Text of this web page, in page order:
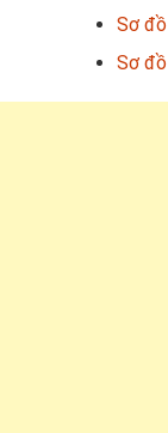
Sơ
Sơ